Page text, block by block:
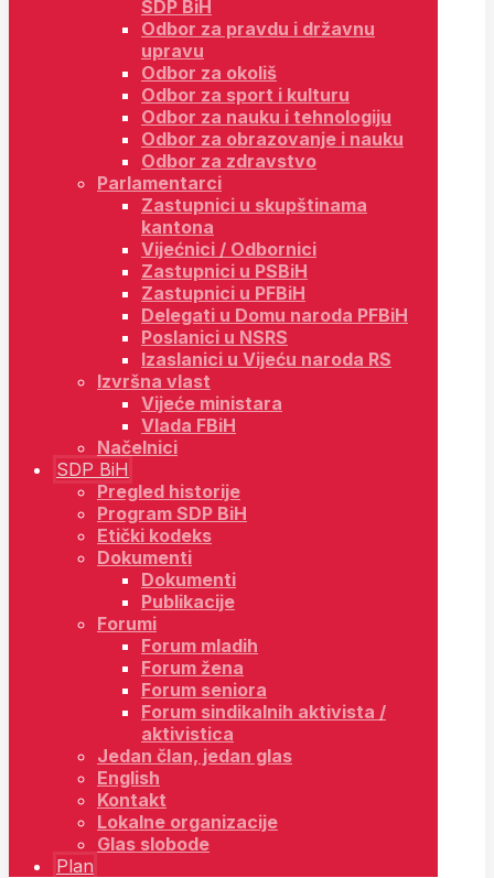
SDP BiH
Odbor za pravdu i državnu
upravu
Odbor za okoliš
Odbor za sport i kulturu
Odbor za nauku i tehnologiju
Odbor za obrazovanje i nauku
Odbor za zdravstvo
Parlamentarci
Zastupnici u skupštinama
kantona
Vijećnici / Odbornici
Zastupnici u PSBiH
Zastupnici u PFBiH
Delegati u Domu naroda PFBiH
Poslanici u NSRS
Izaslanici u Vijeću naroda RS
Izvršna vlast
Vijeće ministara
Vlada FBiH
Načelnici
SDP BiH
Pregled historije
Program SDP BiH
Etički kodeks
Dokumenti
Dokumenti
Publikacije
Forumi
Forum mladih
Forum žena
Forum seniora
Forum sindikalnih aktivista /
aktivistica
Jedan član, jedan glas
English
Kontakt
Lokalne organizacije
Glas slobode
Plan